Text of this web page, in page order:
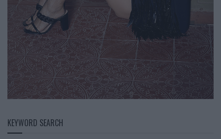
KEYWORD SEARCH